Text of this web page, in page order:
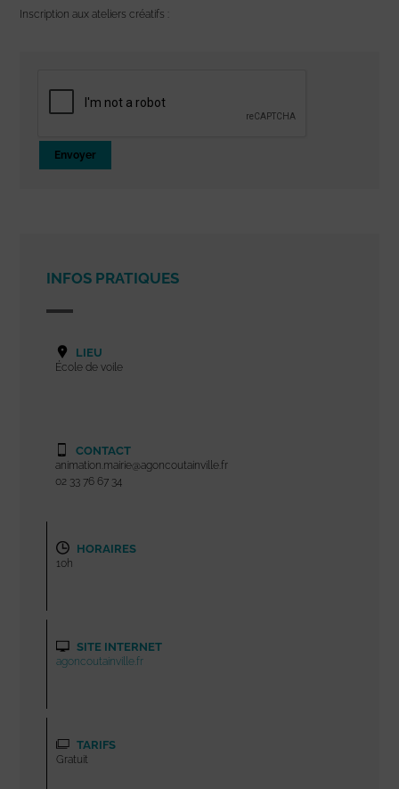
Inscription aux ateliers créatifs :
Envoyer
INFOS PRATIQUES
LIEU
École de voile
CONTACT
animation.mairie@agoncoutainville.fr
02 33 76 67 34
HORAIRES
10h
SITE INTERNET
agoncoutainville.fr
TARIFS
Gratuit